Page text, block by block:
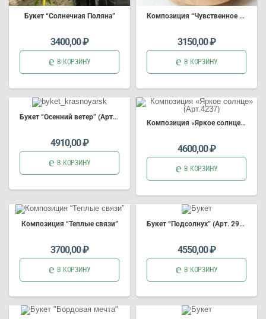
Букет“Солнечная Поляна”
3400,00₽
В КОРЗИНУ
Композиция “Чувственное сердце” (Арт. 2917)
3150,00₽
В КОРЗИНУ
Букет “Осенний ветер” (Арт.3790)
4910,00₽
В КОРЗИНУ
Композиция «Яркое солнце» (Арт.4237)
4600,00₽
В КОРЗИНУ
Композиция “Теплые связи”
3700,00₽
В КОРЗИНУ
Букет “Подсолнух” (Арт. 2981)
4550,00₽
В КОРЗИНУ